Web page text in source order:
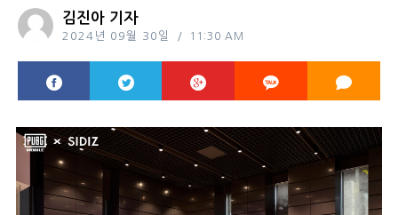
김진아 기자
2024년 09월 30일 11:30 AM